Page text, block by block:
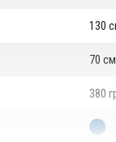
130
70 см
380